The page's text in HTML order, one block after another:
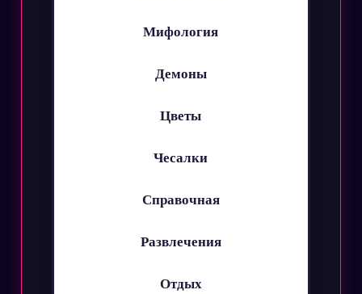
Мифология
Демоны
Цветы
Чесалки
Справочная
Развлечения
Отдых